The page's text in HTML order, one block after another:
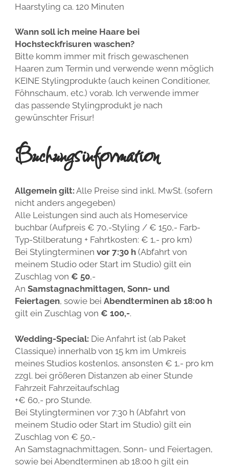
Haarstyling ca. 120 Minuten
Wann soll ich meine Haare bei
Hochsteckfrisuren waschen?
Bitte komm immer mit frisch gewaschenen
Haaren zum Termin und verwende wenn möglich
KEINE Stylingprodukte (auch keinen Conditioner,
Föhnschaum, etc.) vorab. Ich verwende immer
das passende Stylingprodukt je nach
gewünschter Frisur!
Buchungsinformation
Allgemein gilt: Alle Preise sind inkl. MwSt. (sofern
nicht anders angegeben)
Alle Leistungen sind auch als Homeservice
buchbar (Aufpreis € 70,-Styling / € 150,- Farb-
Typ-Stilberatung + Fahrtkosten: € 1,- pro km)
Bei Stylingterminen vor 7:30 h(Abfahrt von
meinem Studio oder Start im Studio) gilt ein
Zuschlag von € 50,-
An Samstagnachmittagen, Sonn- und
Feiertagen, sowie bei Abendterminen ab 18:00 h
gilt ein Zuschlag von € 100,-.
Wedding-Special: Die Anfahrt ist (ab Paket
Classique) innerhalb von 15 km im Umkreis
meines Studios kostenlos, ansonsten € 1,- pro km
zzgl. bei größeren Distanzen ab einer Stunde
Fahrzeit Fahrzeitaufschlag
+€ 60,- pro Stunde.
Bei Stylingterminen vor 7:30 h (Abfahrt von
meinem Studio oder Start im Studio) gilt ein
Zuschlag von € 50,-
An Samstagnachmittagen, Sonn- und Feiertagen,
sowie bei Abendterminen ab 18:00 h gilt ein